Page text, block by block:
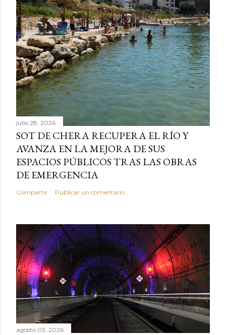
julio 28, 2026
SOT DE CHERA RECUPERA EL RÍO Y
AVANZA EN LA MEJORA DE SUS
ESPACIOS PÚBLICOS TRAS LAS OBRAS
DE EMERGENCIA
Compartir Publicar un comentario
agosto 03, 2026